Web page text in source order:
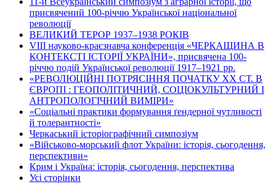
присвячений 100-річчю Української національної
революції
ВЕЛИКИЙ ТЕРОР 1937–1938 РОКІВ
VІІІ науково-краєзнавча конференція «ЧЕРКАЩИНА В
КОНТЕКСТІ ІСТОРІЇ УКРАЇНИ», присвячена 100-
річчю подій Української революції 1917–1921 рр.
«РЕВОЛЮЦІЙНІ ПОТРЯСІННЯ ПОЧАТКУ ХХ СТ. В
ЄВРОПІ : ГЕОПОЛІТИЧНИЙ, СОЦІОКУЛЬТУРНИЙ І
АНТРОПОЛОГІЧНИЙ ВИМІРИ»
«Соціальні практики формування ґендерної чутливості
й толерантності»
Черкаський історіографічний симпозіум
«Військово-морський флот України: історія, сьогодення,
перспективи»
Крим і Україна: історія, сьогодення, перспектива
Усі сторінки